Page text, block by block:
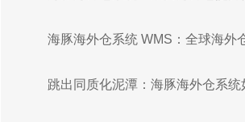
海豚海外仓系统 WMS：全球海外
跳出同质化泥潭：海豚海外仓系